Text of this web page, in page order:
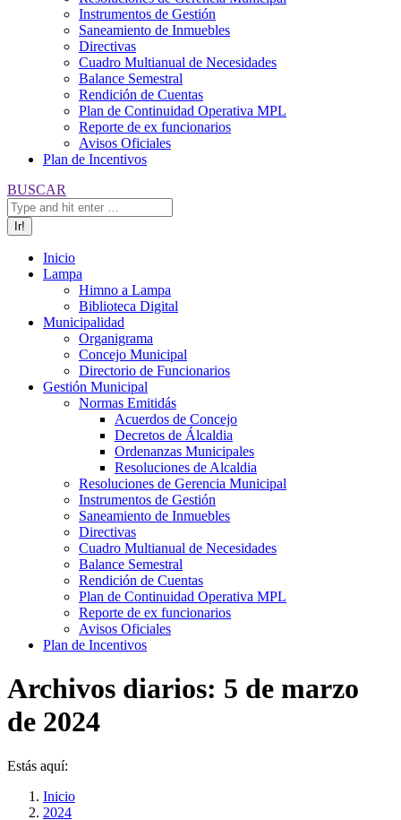
Instrumentos de Gestión
Saneamiento de Inmuebles
Directivas
Cuadro Multianual de Necesidades
Balance Semestral
Rendición de Cuentas
Plan de Continuidad Operativa MPL
Reporte de ex funcionarios
Avisos Oficiales
Plan de Incentivos
Buscar:
BUSCAR
Inicio
Lampa
Himno a Lampa
Biblioteca Digital
Municipalidad
Organigrama
Concejo Municipal
Directorio de Funcionarios
Gestión Municipal
Normas Emitidás
Acuerdos de Concejo
Decretos de Álcaldia
Ordenanzas Municipales
Resoluciones de Alcaldia
Resoluciones de Gerencia Municipal
Instrumentos de Gestión
Saneamiento de Inmuebles
Directivas
Cuadro Multianual de Necesidades
Balance Semestral
Rendición de Cuentas
Plan de Continuidad Operativa MPL
Reporte de ex funcionarios
Avisos Oficiales
Plan de Incentivos
Archivos diarios: 5 de marzo
de 2024
Estás aquí:
Inicio
2024